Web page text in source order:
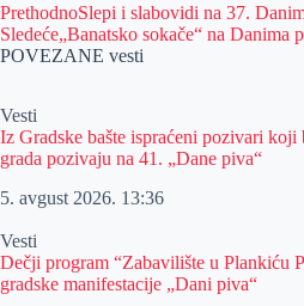
PrethodnoSlepi i slabovidi na 37.
Sledeće„Banatsko sokače“ na Danima
POVEZANE vesti
Vesti
Iz Gradske bašte ispraćeni pozivari
grada pozivaju na 41. „Dane piva“
5. avgust 2026. 13:36
Vesti
Dečji program “Zabavilište u Plankiću
gradske manifestacije „Dani piva“